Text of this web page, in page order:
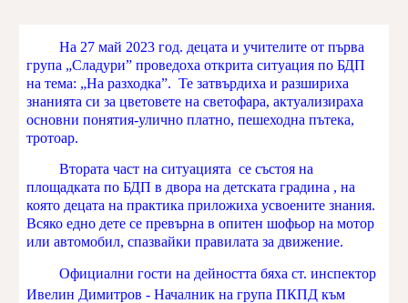
На 27 май 2023 год. децата и учителите от първа
група „Сладури” проведоха открита ситуация по БДП
на тема: „На разходка”. Те затвърдиха и разшириха
знанията си за цветовете на светофара, актуализираха
основни понятия-улично платно, пешеходна пътека,
тротоар.
Втората част на ситуацията се състоя на
площадката по БДП в двора на детската градина , на
която децата на практика приложиха усвоените знания.
Всяко едно дете се превърна в опитен шофьор на мотор
или автомобил, спазвайки правилата за движение.
Официални гости на дейността бяха ст. инспектор
Ивелин Димитров - Началник на група ПКПД към